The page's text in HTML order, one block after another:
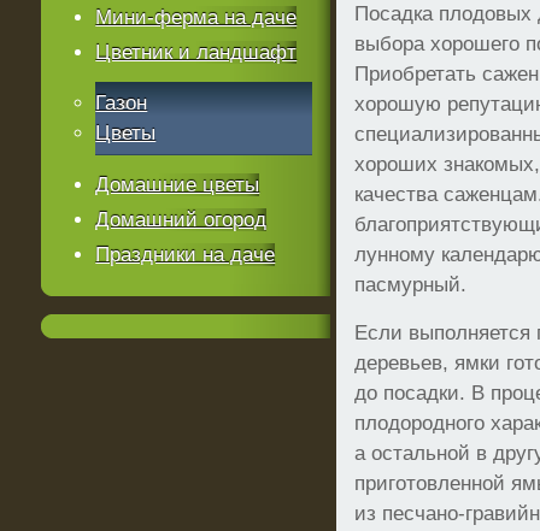
Посадка плодовых
выбора хорошего
Приобретать
хорошую
хороших
качества
лунному
пасмурный.
Если выполняется
деревьев, ямки
до посадки. В
плодородного
а остальной в
приготовленной
из песчано-
Мини-ферма на даче
Цветник и ландшафт
Газон
Цветы
Домашние цветы
Домашний огород
Праздники на даче